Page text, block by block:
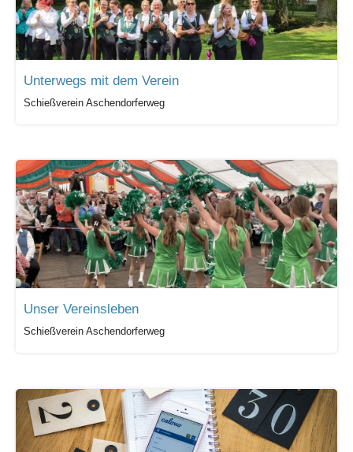
Unterwegs mit dem Verein
Schießverein Aschendorferweg
Unser Vereinsleben
Schießverein Aschendorferweg